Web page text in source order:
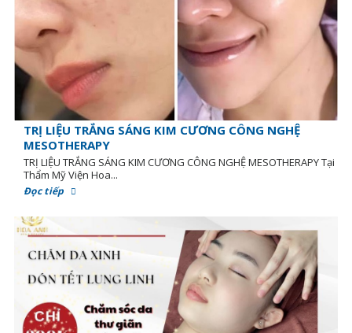
TRỊ LIỆU TRẮNG SÁNG KIM CƯƠNG CÔNG NGHỆ
MESOTHERAPY
TRỊ LIỆU TRẮNG SÁNG KIM CƯƠNG CÔNG NGHỆ MESOTHERAPY Tại
Thẩm Mỹ Viện Hoa...
Đọc tiếp